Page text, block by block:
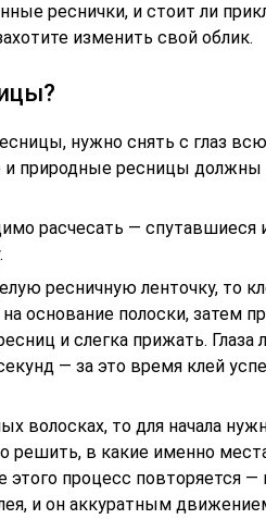
реснички, и стоит ли
изменить свой облик.
нужно снять с глаз
и природные ресницы
расчесать — спутавшиеся
ресничную ленточку, то
основание полоски, затем
и слегка прижать. Глаза
— за это время клей
волосках, то для начала
решить, в какие именно
этого процесс повторяется —
и он аккуратным